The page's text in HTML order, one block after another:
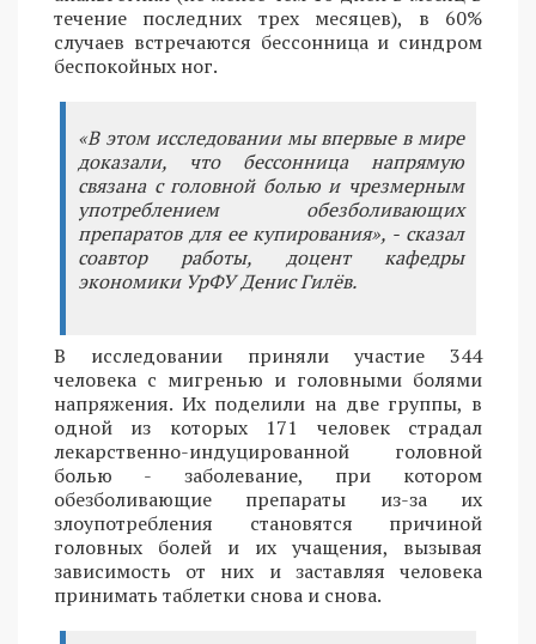
течение последних трех месяцев), в 60%
случаев встречаются бессонница и синдром
беспокойных ног.
«В этом исследовании мы впервые в мире
доказали, что бессонница напрямую
связана с головной болью и чрезмерным
употреблением обезболивающих
препаратов для ее купирования», - сказал
соавтор работы, доцент кафедры
экономики УрФУ Денис Гилёв.
В исследовании приняли участие 344
человека с мигренью и головными болями
напряжения. Их поделили на две группы, в
одной из которых 171 человек страдал
лекарственно-индуцированной головной
болью - заболевание, при котором
обезболивающие препараты из-за их
злоупотребления становятся причиной
головных болей и их учащения, вызывая
зависимость от них и заставляя человека
принимать таблетки снова и снова.